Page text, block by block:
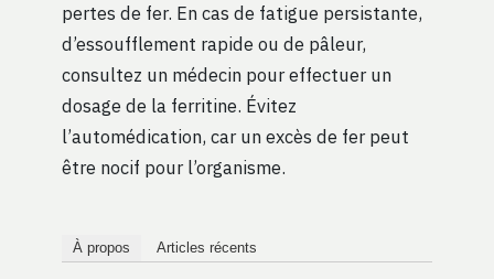
pertes de fer. En cas de fatigue persistante,
d’essoufflement rapide ou de pâleur,
consultez un médecin pour effectuer un
dosage de la ferritine. Évitez
l’automédication, car un excès de fer peut
être nocif pour l’organisme.
À propos Articles récents